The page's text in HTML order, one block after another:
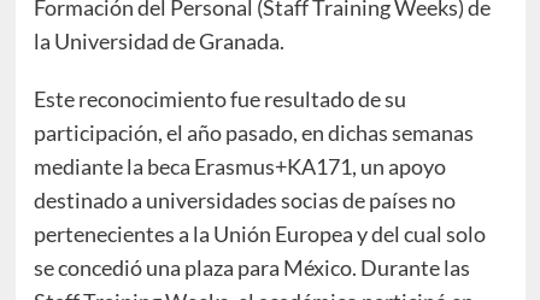
Formación del Personal (Staff Training Weeks) de
la Universidad de Granada.
Este reconocimiento fue resultado de su
participación, el año pasado, en dichas semanas
mediante la beca Erasmus+KA171, un apoyo
destinado a universidades socias de países no
pertenecientes a la Unión Europea y del cual solo
se concedió una plaza para México. Durante las